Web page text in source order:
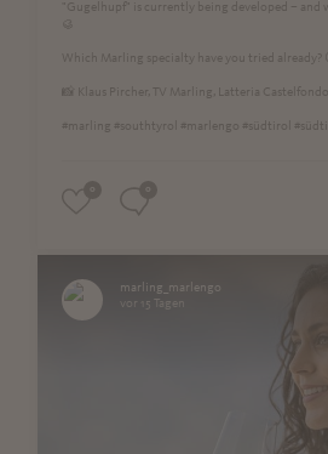
"Gugelhupf" is currently being developed – and
Which Marling specialty have you tried already?
📸 Klaus Pircher, TV Marling, Latteria
#marling #southtyrol #marlengo #südtirol
marling_marlengo
vor 15 Tagen